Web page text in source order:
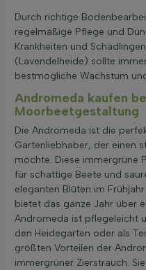
Durch richtige
regelmäßige Pflege und
Krankheiten und
(Lavendelheide) sollte
bestmögliche Wachstum
Andromeda kaufen
Moorbeetgestaltung
Die Andromeda ist die
Gartenliebhaber, der einen
möchte. Diese immergrüne
für schattige Beete und
eleganten Blüten im
bietet das ganze Jahr über
Andromeda ist pflegeleicht
den Heidegarten oder als
größten Vorteilen der
immergrüner Zierstrauch.